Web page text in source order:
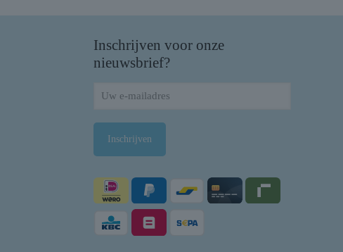
Inschrijven voor onze
nieuwsbrief?